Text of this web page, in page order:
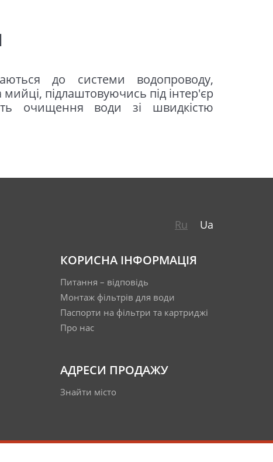
Ru Ua
КОРИСНА ІНФОРМАЦІЯ
Питання – відповідь
Монтаж фільтрів для води
Паспорти на фільтри та картриджі
Про нас
АДРЕСИ ПРОДАЖУ
Знайти місто